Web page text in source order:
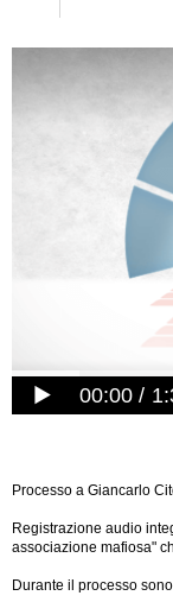
00:00
Processo a Giancarlo
Registrazione audio
associazione mafiosa"
Durante il processo